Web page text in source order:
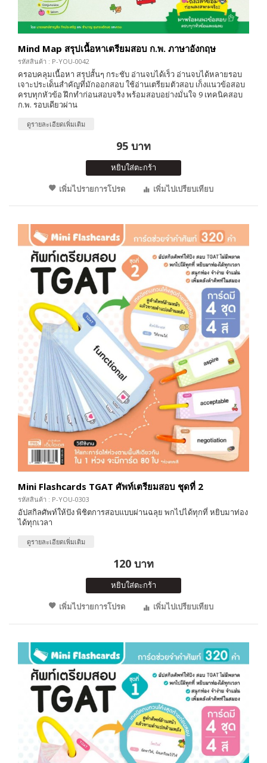
Mind Map สรุปเนื้อหาเตรียมสอบ ก.พ. ภาษาอังกฤษ
รหัสสินค้า : P-YOU-0042
ครอบคลุมเนื้อหา สรุปสั้นๆ กระชับ อ่านจบได้เร็ว อ่านจบได้หลายรอบ
เจาะประเด็นสำคัญที่มักออกสอบ ใช้อ่านเตรียมตัวสอบ เก็งแนวข้อสอบ
ครบทุกหัวข้อ ฝึกทำก่อนสอบจริง พร้อมสอบอย่างมั่นใจ 9 เทคนิคสอบ
ก.พ. รอบเดียวผ่าน
ดูรายละเอียดเพิ่มเติม
95 บาท
หยิบใส่ตะกร้า
เพิ่มไปรายการโปรด
เพิ่มไปเปรียบเทียบ
Mini Flashcards TGAT ศัพท์เตรียมสอบ ชุดที่ 2
รหัสสินค้า : P-YOU-0303
อัปสกิลศัพท์ให้ปัง พิชิตการสอบแบบผ่านฉลุย พกไปได้ทุกที่ หยิบมาท่อง
ได้ทุกเวลา
ดูรายละเอียดเพิ่มเติม
120 บาท
หยิบใส่ตะกร้า
เพิ่มไปรายการโปรด
เพิ่มไปเปรียบเทียบ